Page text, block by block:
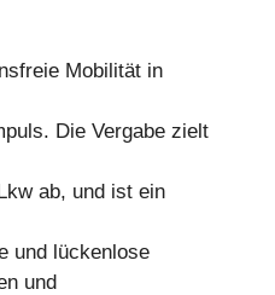
Mobilität in
Die Vergabe zielt
ab, und ist ein
und lückenlose
und